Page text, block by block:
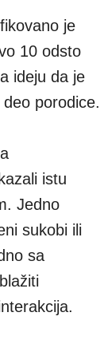
je
10 odsto
ideju da je
porodice.
istu
Jedno
sukobi ili
sa